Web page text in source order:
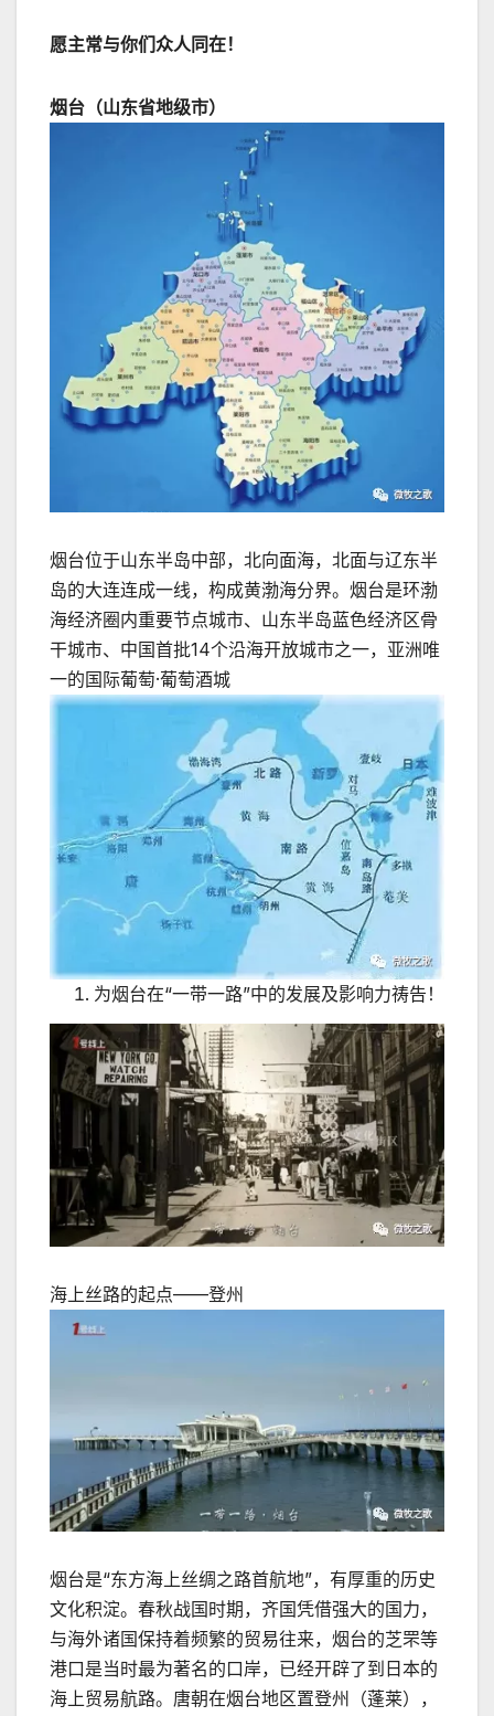
愿主常与你们众人同在！
烟台（山东省地级市）
烟台位于山东半岛中部，北向面海，北面与辽东半
岛的大连连成一线，构成黄渤海分界。烟台是环渤
海经济圈内重要节点城市、山东半岛蓝色经济区骨
干城市、中国首批14个沿海开放城市之一，亚洲唯
一的国际葡萄·葡萄酒城
为烟台在“一带一路”中的发展及影响力祷告！
海上丝路的起点——登州
烟台是“东方海上丝绸之路首航地”，有厚重的历史
文化积淀。春秋战国时期，齐国凭借强大的国力，
与海外诸国保持着频繁的贸易往来，烟台的芝罘等
港口是当时最为著名的口岸，已经开辟了到日本的
海上贸易航路。唐朝在烟台地区置登州（蓬莱），